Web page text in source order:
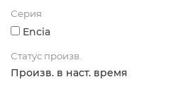
Серия
Encia
Статус произв.
Произв. в наст. время